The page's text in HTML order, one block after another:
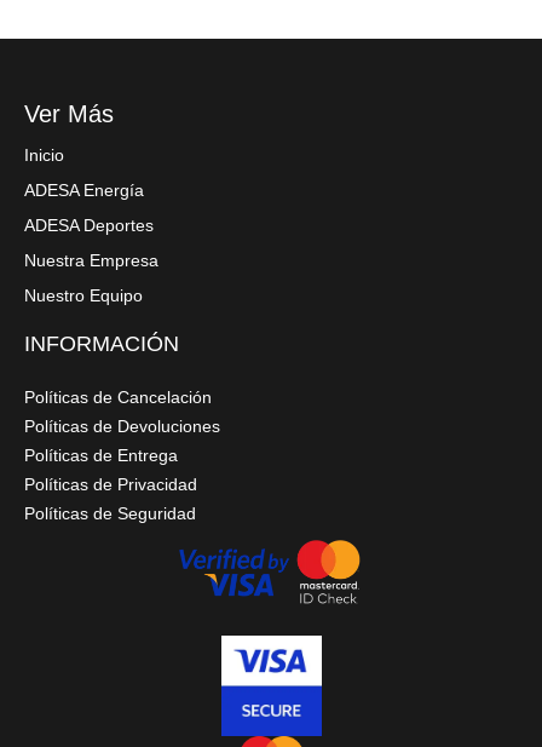
Ver Más
Inicio
ADESA Energía
ADESA Deportes
Nuestra Empresa
Nuestro Equipo
INFORMACIÓN
Políticas de Cancelación
Políticas de Devoluciones
Políticas de Entrega
Políticas de Privacidad
Políticas de Seguridad